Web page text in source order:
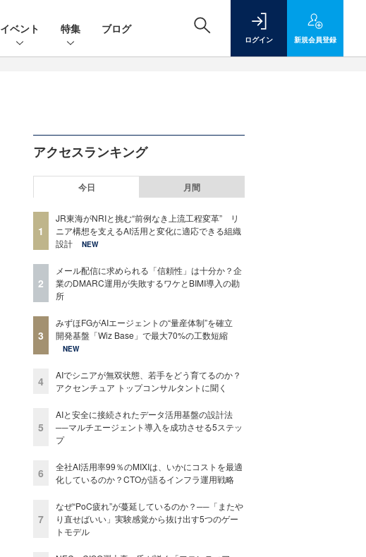
イベント 特集 ブログ
ログイン 新規会員登録
アクセスランキング
今日 月間
1
JR東海がNRIと挑む“前例なき上流工程変革” リ
ニア構想を支えるAI活用と変化に適応できる組織
設計
NEW
2
メール配信に求められる「信頼性」は十分か？企
業のDMARC運用が失敗するワケとBIMI導入の勘
所
3
みずほFGがAIエージェントの“量産体制”を確立
開発基盤「Wiz Base」で最大70%の工数短縮
NEW
4
AIでシニアが無双状態、若手をどう育てるのか？
アクセンチュア トップコンサルタントに聞く
5
AIと安全に接続されたデータ活用基盤の設計法
──マルチエージェント導入を成功させる5ステッ
プ
6
全社AI活用率99％のMIXIは、いかにコストを最適
化しているのか？CTOが語るインフラ運用戦略
7
なぜ“PoC疲れ”が蔓延しているのか？──「またや
り直せばいい」実験感覚から抜け出す5つのゲー
トモデル